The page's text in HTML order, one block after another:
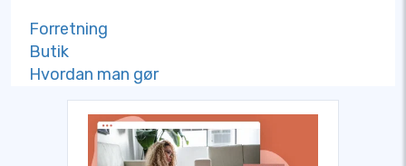
Forretning
Butik
Hvordan man gør